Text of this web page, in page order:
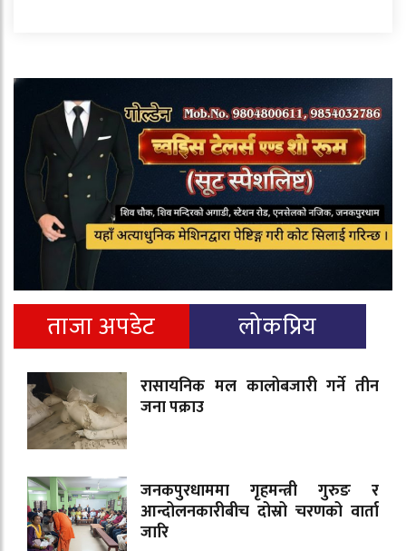
ताजा अपडेट लोकप्रिय
रासायनिक मल कालोबजारी गर्ने तीन
जना पक्राउ
जनकपुरधाममा गृहमन्त्री गुरुङ र
आन्दोलनकारीबीच दोस्रो चरणको वार्ता
जारि